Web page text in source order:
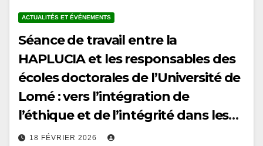
Séance de travail entre la
HAPLUCIA et les responsables des
écoles doctorales de l’Université de
Lomé : vers l’intégration de
l’éthique et de l’intégrité dans les
curricula doctoraux au Togo
18 FÉVRIER 2026
Les 17 et 18 février 2026, le Président de la Haute